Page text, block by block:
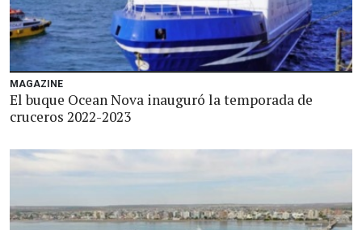
MAGAZINE
El buque Ocean Nova inauguró la temporada de
cruceros 2022-2023